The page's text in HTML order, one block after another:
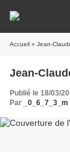
Accueil » Jean-
Jean-
Publié le 18/03/
Par
_0_6_7_3_m